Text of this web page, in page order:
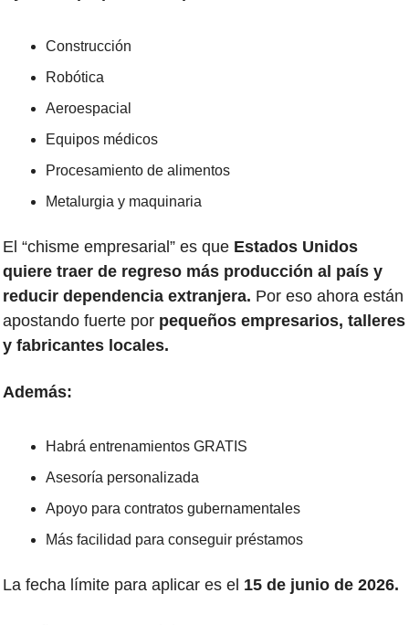
Construcción
Robótica
Aeroespacial
Equipos médicos
Procesamiento de alimentos
Metalurgia y maquinaria
El “chisme empresarial” es que Estados Unidos
quiere traer de regreso más producción al país y
reducir dependencia extranjera. Por eso ahora están
apostando fuerte por pequeños empresarios, talleres
y fabricantes locales.
Además:
Habrá entrenamientos GRATIS
Asesoría personalizada
Apoyo para contratos gubernamentales
Más facilidad para conseguir préstamos
La fecha límite para aplicar es el 15 de junio de 2026.